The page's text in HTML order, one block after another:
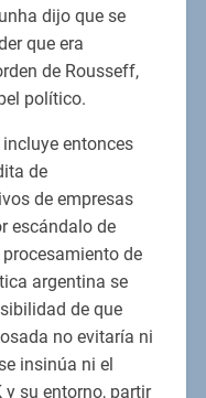
dijo que se
que era
de Rousseff,
político.
entonces
de
de empresas
escándalo de
de
argentina se
de que
no evitaría ni
insinúa ni el
y su entorno, partir